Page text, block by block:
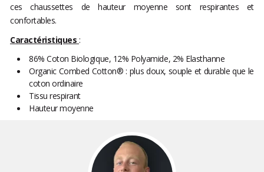
ces chaussettes de hauteur moyenne sont respirantes et
confortables.
Caractéristiques :
86% Coton Biologique, 12% Polyamide, 2% Elasthanne
Organic Combed Cotton® : plus doux, souple et durable que le
coton ordinaire
Tissu respirant
Hauteur moyenne